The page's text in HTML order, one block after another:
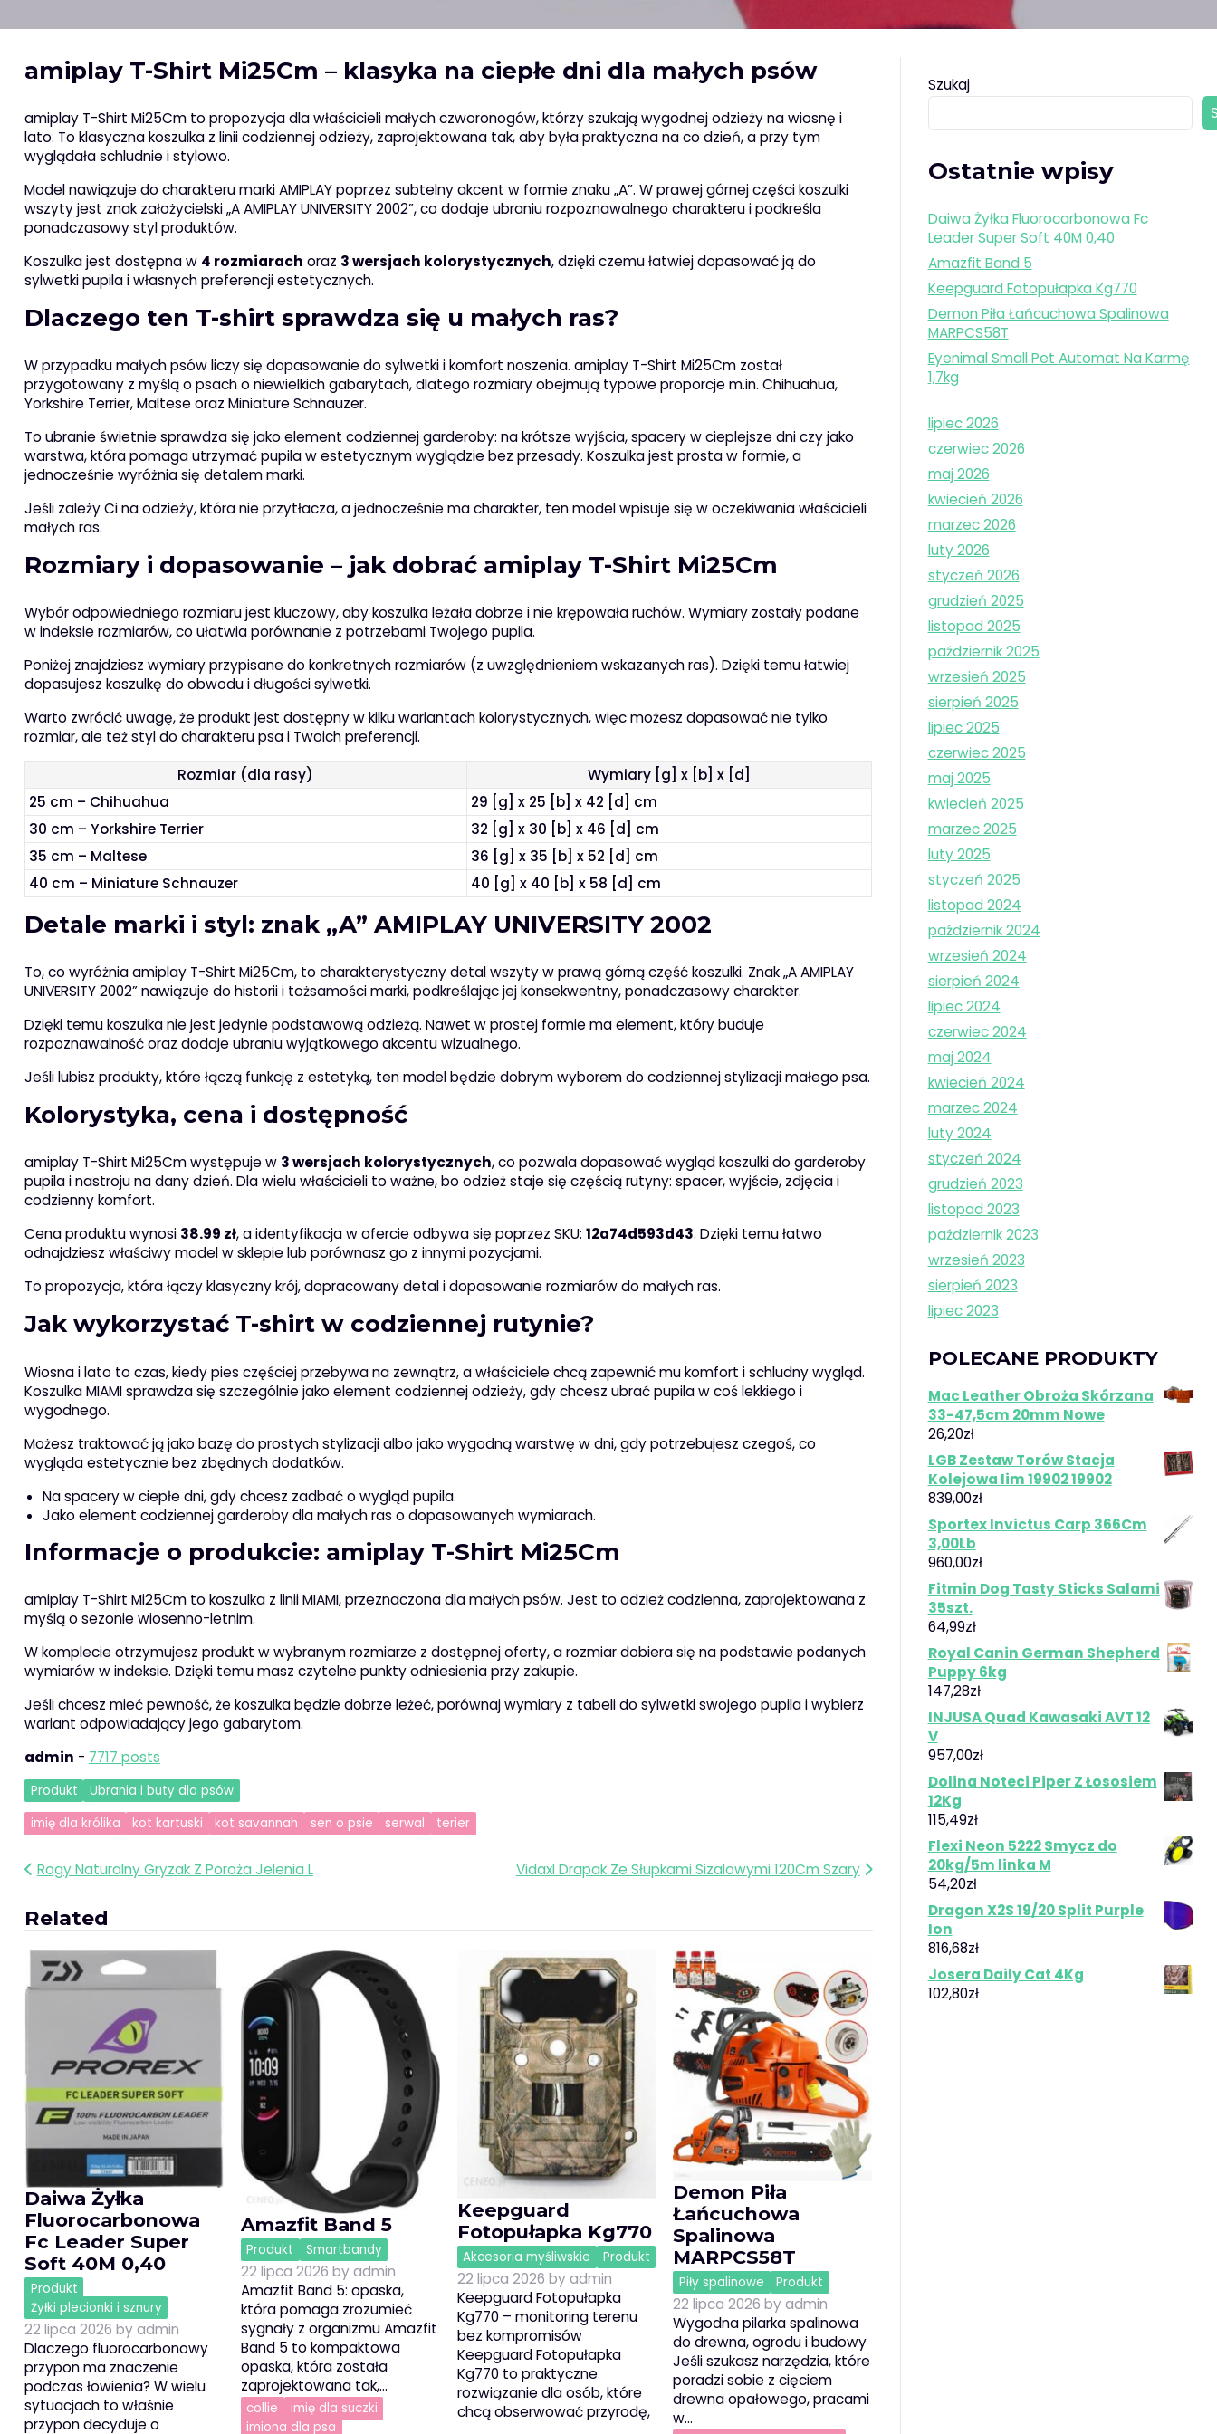
amiplay T-Shirt Mi25Cm – klasyka na ciepłe dni dla małych psów
amiplay T-Shirt Mi25Cm to propozycja dla właścicieli małych czworonogów, którzy szukają wygodnej odzieży na wiosnę i
lato. To klasyczna koszulka z linii codziennej odzieży, zaprojektowana tak, aby była praktyczna na co dzień, a przy tym
wyglądała schludnie i stylowo.
Model nawiązuje do charakteru marki AMIPLAY poprzez subtelny akcent w formie znaku „A”. W prawej górnej części koszulki
wszyty jest znak założycielski „A AMIPLAY UNIVERSITY 2002”, co dodaje ubraniu rozpoznawalnego charakteru i podkreśla
ponadczasowy styl produktów.
Koszulka jest dostępna w 4 rozmiarach oraz 3 wersjach kolorystycznych, dzięki czemu łatwiej dopasować ją do
sylwetki pupila i własnych preferencji estetycznych.
Dlaczego ten T-shirt sprawdza się u małych ras?
W przypadku małych psów liczy się dopasowanie do sylwetki i komfort noszenia. amiplay T-Shirt Mi25Cm został
przygotowany z myślą o psach o niewielkich gabarytach, dlatego rozmiary obejmują typowe proporcje m.in. Chihuahua,
Yorkshire Terrier, Maltese oraz Miniature Schnauzer.
To ubranie świetnie sprawdza się jako element codziennej garderoby: na krótsze wyjścia, spacery w cieplejsze dni czy jako
warstwa, która pomaga utrzymać pupila w estetycznym wyglądzie bez przesady. Koszulka jest prosta w formie, a
jednocześnie wyróżnia się detalem marki.
Jeśli zależy Ci na odzieży, która nie przytłacza, a jednocześnie ma charakter, ten model wpisuje się w oczekiwania właścicieli
małych ras.
Rozmiary i dopasowanie – jak dobrać amiplay T-Shirt Mi25Cm
Wybór odpowiedniego rozmiaru jest kluczowy, aby koszulka leżała dobrze i nie krępowała ruchów. Wymiary zostały podane
w indeksie rozmiarów, co ułatwia porównanie z potrzebami Twojego pupila.
Poniżej znajdziesz wymiary przypisane do konkretnych rozmiarów (z uwzględnieniem wskazanych ras). Dzięki temu łatwiej
dopasujesz koszulkę do obwodu i długości sylwetki.
Warto zwrócić uwagę, że produkt jest dostępny w kilku wariantach kolorystycznych, więc możesz dopasować nie tylko
rozmiar, ale też styl do charakteru psa i Twoich preferencji.
Rozmiar (dla rasy)
Wymiary [g] x [b] x [d]
25 cm – Chihuahua
29 [g] x 25 [b] x 42 [d] cm
30 cm – Yorkshire Terrier
32 [g] x 30 [b] x 46 [d] cm
35 cm – Maltese
36 [g] x 35 [b] x 52 [d] cm
40 cm – Miniature Schnauzer
40 [g] x 40 [b] x 58 [d] cm
Detale marki i styl: znak „A” AMIPLAY UNIVERSITY 2002
To, co wyróżnia amiplay T-Shirt Mi25Cm, to charakterystyczny detal wszyty w prawą górną część koszulki. Znak „A AMIPLAY
UNIVERSITY 2002” nawiązuje do historii i tożsamości marki, podkreślając jej konsekwentny, ponadczasowy charakter.
Dzięki temu koszulka nie jest jedynie podstawową odzieżą. Nawet w prostej formie ma element, który buduje
rozpoznawalność oraz dodaje ubraniu wyjątkowego akcentu wizualnego.
Jeśli lubisz produkty, które łączą funkcję z estetyką, ten model będzie dobrym wyborem do codziennej stylizacji małego psa.
Kolorystyka, cena i dostępność
amiplay T-Shirt Mi25Cm występuje w 3 wersjach kolorystycznych, co pozwala dopasować wygląd koszulki do garderoby
pupila i nastroju na dany dzień. Dla wielu właścicieli to ważne, bo odzież staje się częścią rutyny: spacer, wyjście, zdjęcia i
codzienny komfort.
Cena produktu wynosi 38.99 zł, a identyfikacja w ofercie odbywa się poprzez SKU: 12a74d593d43. Dzięki temu łatwo
odnajdziesz właściwy model w sklepie lub porównasz go z innymi pozycjami.
To propozycja, która łączy klasyczny krój, dopracowany detal i dopasowanie rozmiarów do małych ras.
Jak wykorzystać T-shirt w codziennej rutynie?
Wiosna i lato to czas, kiedy pies częściej przebywa na zewnątrz, a właściciele chcą zapewnić mu komfort i schludny wygląd.
Koszulka MIAMI sprawdza się szczególnie jako element codziennej odzieży, gdy chcesz ubrać pupila w coś lekkiego i
wygodnego.
Możesz traktować ją jako bazę do prostych stylizacji albo jako wygodną warstwę w dni, gdy potrzebujesz czegoś, co
wygląda estetycznie bez zbędnych dodatków.
Na spacery w ciepłe dni, gdy chcesz zadbać o wygląd pupila.
Jako element codziennej garderoby dla małych ras o dopasowanych wymiarach.
Informacje o produkcie: amiplay T-Shirt Mi25Cm
amiplay T-Shirt Mi25Cm to koszulka z linii MIAMI, przeznaczona dla małych psów. Jest to odzież codzienna, zaprojektowana z
myślą o sezonie wiosenno-letnim.
W komplecie otrzymujesz produkt w wybranym rozmiarze z dostępnej oferty, a rozmiar dobiera się na podstawie podanych
wymiarów w indeksie. Dzięki temu masz czytelne punkty odniesienia przy zakupie.
Jeśli chcesz mieć pewność, że koszulka będzie dobrze leżeć, porównaj wymiary z tabeli do sylwetki swojego pupila i wybierz
wariant odpowiadający jego gabarytom.
admin - 7717 posts
Produkt
Ubrania i buty dla psów
imię dla królika
kot kartuski kot savannah sen o psie serwal terier
Nawigacja
Rogy Naturalny Gryzak Z Poroża Jelenia L Vidaxl Drapak Ze Słupkami Sizalowymi 120Cm Szary
Related
Daiwa Żyłka
Fluorocarbonowa
Fc Leader Super
Soft 40M 0,40
Produkt
Żyłki plecionki i sznury
22 lipca 2026 byadmin
Dlaczego fluorocarbonowy
przypon ma znaczenie
podczas łowienia? W wielu
sytuacjach to właśnie
przypon decyduje o
Amazfit Band 5
Produkt Smartbandy
22 lipca 2026 byadmin
Amazfit Band 5: opaska,
która pomaga zrozumieć
sygnały z organizmu Amazfit
Band 5 to kompaktowa
opaska, która została
zaprojektowana tak,…
collie
imię dla suczki
imiona dla psa
Keepguard
Fotopułapka Kg770
Akcesoria myśliwskie Produkt
22 lipca 2026 byadmin
Keepguard Fotopułapka
Kg770 – monitoring terenu
bez kompromisów
Keepguard Fotopułapka
Kg770 to praktyczne
rozwiązanie dla osób, które
chcą obserwować przyrodę,
Demon Piła
Łańcuchowa
Spalinowa
MARPCS58T
Piły spalinowe Produkt
22 lipca 2026 byadmin
Wygodna pilarka spalinowa
do drewna, ogrodu i budowy
Jeśli szukasz narzędzia, które
poradzi sobie z cięciem
drewna opałowego, pracami
w…
Szukaj
Ostatnie wpisy
Daiwa Żyłka Fluorocarbonowa Fc
Leader Super Soft 40M 0,40
Amazfit Band 5
Keepguard Fotopułapka Kg770
Demon Piła Łańcuchowa Spalinowa
MARPCS58T
Eyenimal Small Pet Automat Na Karmę
1,7kg
lipiec 2026
czerwiec 2026
maj 2026
kwiecień 2026
marzec 2026
luty 2026
styczeń 2026
grudzień 2025
listopad 2025
październik 2025
wrzesień 2025
sierpień 2025
lipiec 2025
czerwiec 2025
maj 2025
kwiecień 2025
marzec 2025
luty 2025
styczeń 2025
listopad 2024
październik 2024
wrzesień 2024
sierpień 2024
lipiec 2024
czerwiec 2024
maj 2024
kwiecień 2024
marzec 2024
luty 2024
styczeń 2024
grudzień 2023
listopad 2023
październik 2023
wrzesień 2023
sierpień 2023
lipiec 2023
POLECANE PRODUKTY
Mac Leather Obroża Skórzana
33-47,5cm 20mm Nowe
26,20zł
LGB Zestaw Torów Stacja
Kolejowa Iim 19902 19902
839,00zł
Sportex Invictus Carp 366Cm
3,00Lb
960,00zł
Fitmin Dog Tasty Sticks Salami
35szt.
64,99zł
Royal Canin German Shepherd
Puppy 6kg
147,28zł
INJUSA Quad Kawasaki AVT 12
V
957,00zł
Dolina Noteci Piper Z Łososiem
12Kg
115,49zł
Flexi Neon 5222 Smycz do
20kg/5m linka M
54,20zł
Dragon X2S 19/20 Split Purple
Ion
816,68zł
Josera Daily Cat 4Kg
102,80zł